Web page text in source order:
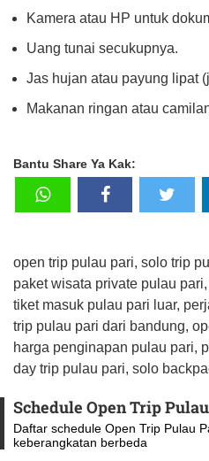
Kamera atau HP untuk
Uang tunai secukupnya.
Jas hujan atau payung lipat
Makanan ringan atau
Bantu Share Ya Kak:
open trip pulau pari, solo trip
paket wisata private pulau
tiket masuk pulau pari luar,
trip pulau pari dari bandung,
harga penginapan pulau pari,
day trip pulau pari, solo
Schedule Open Trip
Daftar schedule Open Trip Pulau
keberangkatan berbeda